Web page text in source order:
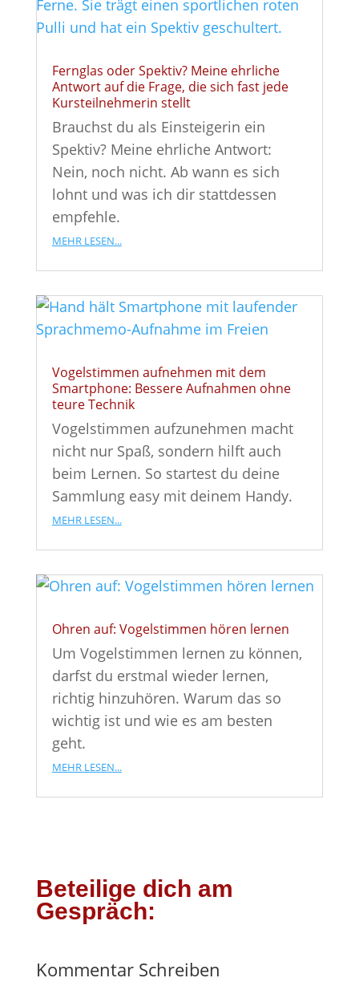
Fernglas oder Spektiv? Meine ehrliche
Antwort auf die Frage, die sich fast jede
Kursteilnehmerin stellt
Brauchst du als Einsteigerin ein
Spektiv? Meine ehrliche Antwort:
Nein, noch nicht. Ab wann es sich
lohnt und was ich dir stattdessen
empfehle.
mehr lesen...
Vogelstimmen aufnehmen mit dem
Smartphone: Bessere Aufnahmen ohne
teure Technik
Vogelstimmen aufzunehmen macht
nicht nur Spaß, sondern hilft auch
beim Lernen. So startest du deine
Sammlung easy mit deinem Handy.
mehr lesen...
Ohren auf: Vogelstimmen hören lernen
Um Vogelstimmen lernen zu können,
darfst du erstmal wieder lernen,
richtig hinzuhören. Warum das so
wichtig ist und wie es am besten
geht.
mehr lesen...
Beteilige dich am
Gespräch:
Kommentar Schreiben